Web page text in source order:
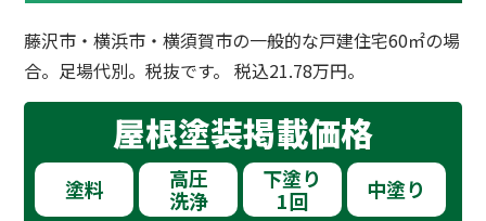
藤沢市・横浜市・横須賀市の一般的な戸建住宅60㎡の場
合。足場代別。税抜です。 税込21.78万円。
屋根塗装掲載価格
塗料
高圧
洗浄
下塗り
1回
中塗り